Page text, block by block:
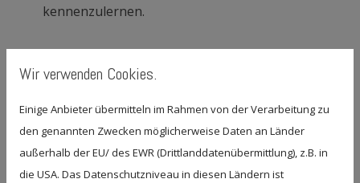
kennenzulernen.
Umzug mit Kleinkindern:
Gewohnte Abläufe
beibehalten
Ein Umzug mit Kleinkindern verlangt etwas
Wir verwenden Cookies.
Einige Anbieter übermitteln im Rahmen von der Verarbeitung zu
den genannten Zwecken möglicherweise Daten an Länder
außerhalb der EU/ des EWR (Drittlanddatenübermittlung), z.B. in
die USA. Das Datenschutzniveau in diesen Ländern ist